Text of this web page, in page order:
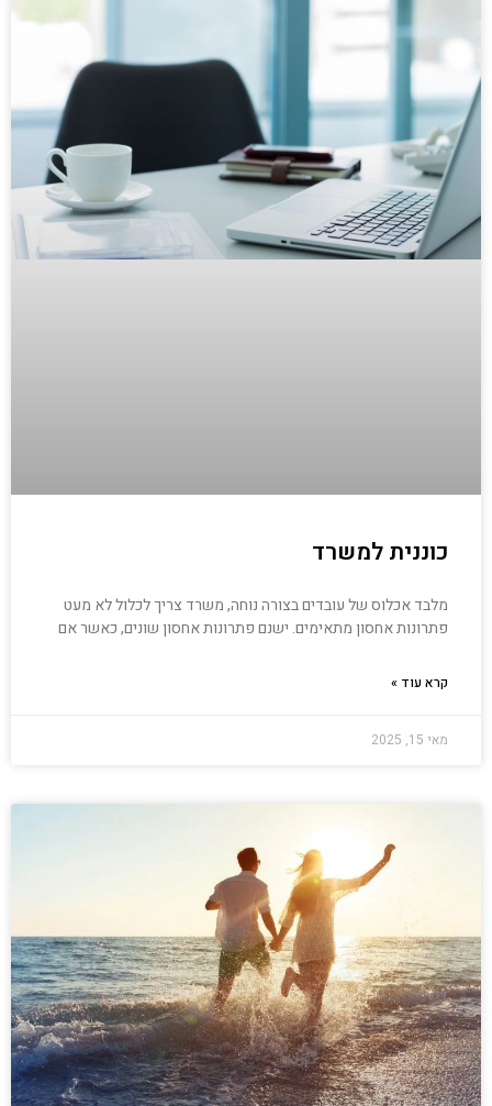
כוננית למשרד
מלבד אכלוס של עובדים בצורה נוחה, משרד צריך לכלול לא מעט
פתרונות אחסון מתאימים. ישנם פתרונות אחסון שונים, כאשר אם
קרא עוד »
מאי 15, 2025